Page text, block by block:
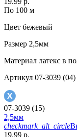
По 100 м
Цвет бежевый
Размер 2,5мм
Материал латекс в
Артикул 07-3039 (04)
07-3039 (15)
2,5мм
checkmark_alt_circle
19.99 р.